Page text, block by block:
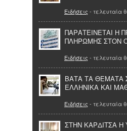
Ειδήσεις - τελευταία
ΠΑΡΑΤΕΙΝΕΤΑΙ Η
ΠΛΗΡΩΜΗΣ ΣΤΟΝ
Ειδήσεις - τελευταία
ΒΑΤΑ ΤΑ ΘΕΜΑΤΑ
ΕΛΛΗΝΙΚΑ ΚΑΙ
Ειδήσεις - τελευταία
ΣΤΗΝ ΚΑΡΔΙΤΣΑ